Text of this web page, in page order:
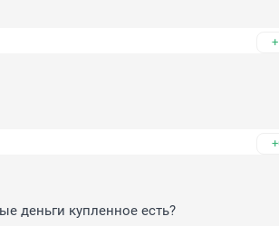
деньги купленное есть?